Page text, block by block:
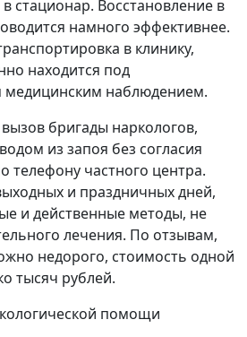
стационар. Восстановление в
намного эффективнее.
в клинику,
находится под
медицинским наблюдением.
бригады наркологов,
из запоя без согласия
телефону частного центра.
и праздничных дней,
и действенные методы, не
лечения. По отзывам,
недорого, стоимость одной
тысяч рублей.
помощи